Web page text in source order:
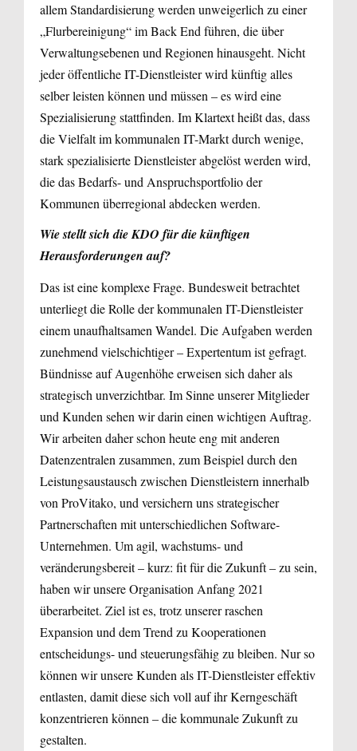
allem Standardisierung werden unweigerlich zu einer
„Flurbereinigung“ im Back End führen, die über
Verwaltungsebenen und Regionen hinausgeht. Nicht
jeder öffentliche IT-Dienstleister wird künftig alles
selber leisten können und müssen – es wird eine
Spezialisierung stattfinden. Im Klartext heißt das, dass
die Vielfalt im kommunalen IT-Markt durch wenige,
stark spezialisierte Dienstleister abgelöst werden wird,
die das Bedarfs- und Anspruchs­portfolio der
Kommunen überregional abdecken werden.
Wie stellt sich die KDO für die künftigen
Herausforderungen auf?
Das ist eine komplexe Frage. Bundesweit betrachtet
unterliegt die Rolle der kommunalen IT-Dienstleister
einem unaufhaltsamen Wandel. Die Aufgaben werden
zunehmend vielschichtiger – Expertentum ist gefragt.
Bündnisse auf Augenhöhe erweisen sich daher als
strategisch unverzichtbar. Im Sinne unserer Mitglieder
und Kunden sehen wir darin einen wichtigen Auftrag.
Wir arbeiten daher schon heute eng mit anderen
Datenzen­tralen zusammen, zum Beispiel durch den
Leistungsaustausch zwischen Dienstleistern innerhalb
von ProVitako, und versichern uns strategischer
Partnerschaften mit unterschiedlichen Software-
Unternehmen. Um agil, wachstums- und
veränderungsbereit – kurz: fit für die Zukunft – zu sein,
haben wir unsere Organisation Anfang 2021
überarbeitet. Ziel ist es, trotz unserer raschen
Expansion und dem Trend zu Kooperationen
entscheidungs- und steuerungsfähig zu bleiben. Nur so
können wir unsere Kunden als IT-Dienstleister effektiv
entlasten, damit diese sich voll auf ihr Kerngeschäft
konzentrieren können – die kommunale Zukunft zu
gestalten.